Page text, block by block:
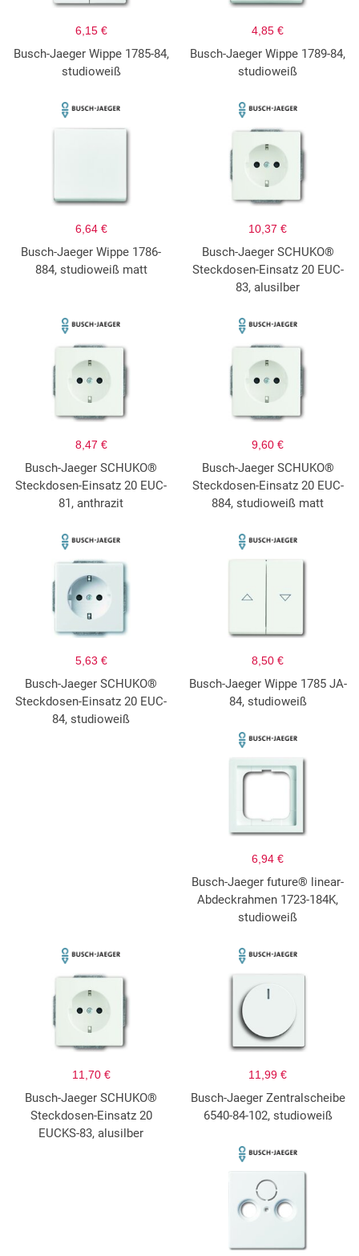
6,15 €
Busch-Jaeger Wippe 1785-84,
studioweiß
4,85 €
Busch-Jaeger Wippe 1789-84,
studioweiß
6,64 €
Busch-Jaeger Wippe 1786-
884, studioweiß matt
10,37 €
Busch-Jaeger SCHUKO®
Steckdosen-Einsatz 20 EUC-
83, alusilber
8,47 €
Busch-Jaeger SCHUKO®
Steckdosen-Einsatz 20 EUC-
81, anthrazit
9,60 €
Busch-Jaeger SCHUKO®
Steckdosen-Einsatz 20 EUC-
884, studioweiß matt
5,63 €
Busch-Jaeger SCHUKO®
Steckdosen-Einsatz 20 EUC-
84, studioweiß
8,50 €
Busch-Jaeger Wippe 1785 JA-
84, studioweiß
6,94 €
Busch-Jaeger future® linear-
Abdeckrahmen 1723-184K,
studioweiß
11,70 €
Busch-Jaeger SCHUKO®
Steckdosen-Einsatz 20
EUCKS-83, alusilber
11,99 €
Busch-Jaeger Zentralscheibe
6540-84-102, studioweiß